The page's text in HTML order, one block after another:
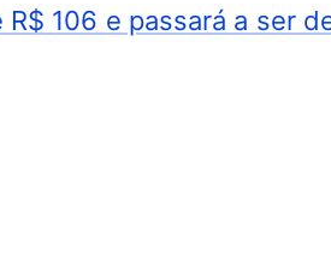
106 e passará a ser de